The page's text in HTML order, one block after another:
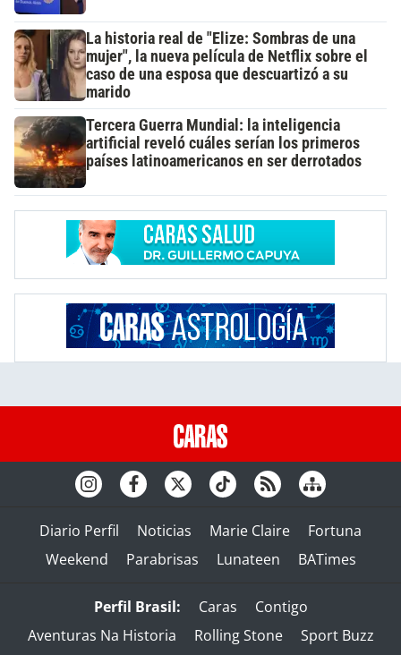
La historia real de "Elize: Sombras de una
mujer", la nueva película de Netflix sobre el
caso de una esposa que descuartizó a su
marido
Tercera Guerra Mundial: la inteligencia
artificial reveló cuáles serían los primeros
países latinoamericanos en ser derrotados
Diario Perfil Noticias Marie Claire
Fortuna
Weekend
Parabrisas Lunateen BATimes
Perfil Brasil: Caras
Contigo
Aventuras Na Historia
Rolling Stone
Sport Buzz